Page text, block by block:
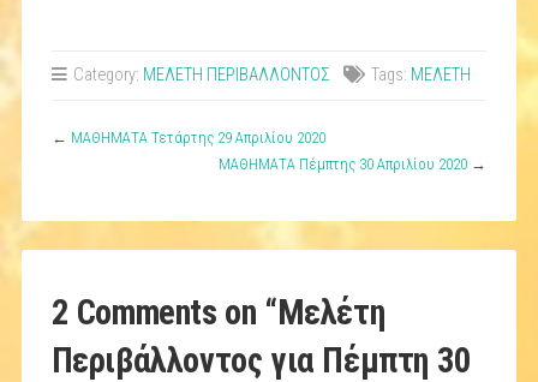
Category: ΜΕΛΕΤΗ ΠΕΡΙΒΑΛΛΟΝΤΟΣ Tags: ΜΕΛΕΤΗ
← ΜΑΘΗΜΑΤΑ Τετάρτης 29 Απριλίου 2020
ΜΑΘΗΜΑΤΑ Πέμπτης 30 Απριλίου 2020 →
2 Comments on “Μελέτη
Περιβάλλοντος για Πέμπτη 30